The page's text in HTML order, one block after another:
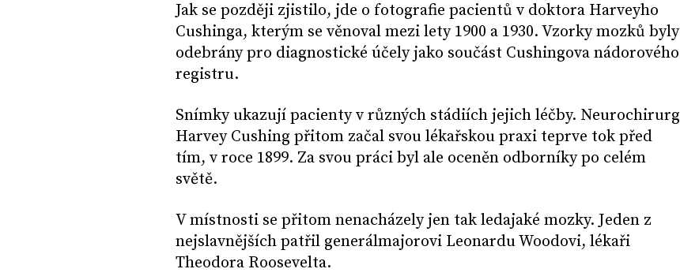
Jak se později zjistilo, jde o fotografie pacientů v doktora Harveyho
Cushinga, kterým se věnoval mezi lety 1900 a 1930. Vzorky mozků byly
odebrány pro diagnostické účely jako součást Cushingova nádorového
registru.
Snímky ukazují pacienty v různých stádiích jejich léčby. Neurochirurg
Harvey Cushing přitom začal svou lékařskou praxi teprve tok před
tím, v roce 1899. Za svou práci byl ale oceněn odborníky po celém
světě.
V místnosti se přitom nenacházely jen tak ledajaké mozky. Jeden z
nejslavnějších patřil generálmajorovi Leonardu Woodovi, lékaři
Theodora Roosevelta.